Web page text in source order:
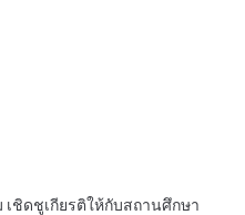
เชิดชูเกียรติให้กับสถานศึกษา